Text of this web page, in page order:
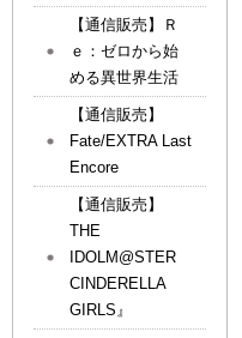
【通信販売】Ｒ
ｅ：ゼロから始
める異世界生活
【通信販売】
Fate/EXTRA Last
Encore
【通信販売】
THE
IDOLM@STER
CINDERELLA
GIRLS』